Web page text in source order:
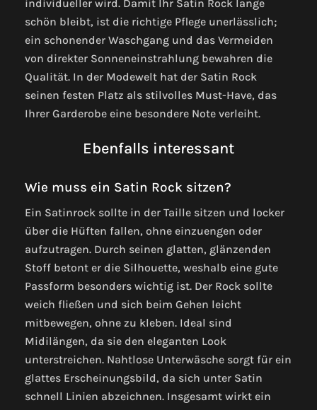
individueller wird. Damit Ihr Satin Rock lange
schön bleibt, ist die richtige Pflege unerlässlich;
ein schonender Waschgang und das Vermeiden
von direkter Sonneneinstrahlung bewahren die
Qualität. In der Modewelt hat der Satin Rock
seinen festen Platz als stilvolles Must-Have, das
Ihrer Garderobe eine besondere Note verleiht.
Ebenfalls interessant
Wie muss ein Satin Rock sitzen?
Ein Satinrock sollte in der Taille sitzen und locker
über die Hüften fallen, ohne einzuengen oder
aufzutragen. Durch seinen glatten, glänzenden
Stoff betont er die Silhouette, weshalb eine gute
Passform besonders wichtig ist. Der Rock sollte
weich fließen und sich beim Gehen leicht
mitbewegen, ohne zu kleben. Ideal sind
Midilängen, da sie den eleganten Look
unterstreichen. Nahtlose Unterwäsche sorgt für ein
glattes Erscheinungsbild, da sich unter Satin
schnell Linien abzeichnen. Insgesamt wirkt ein